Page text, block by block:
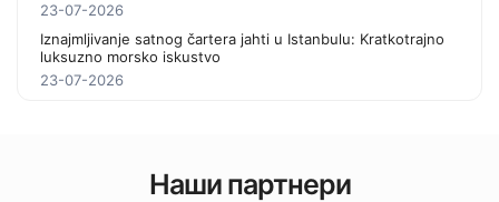
23-07-2026
Iznajmljivanje satnog čartera jahti u Istanbulu: Kratkotrajno
luksuzno morsko iskustvo
23-07-2026
Наши партнери